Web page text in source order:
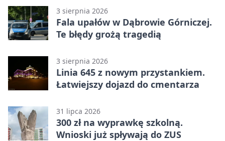
3 sierpnia 2026
Fala upałów w Dąbrowie Górniczej.
Te błędy grożą tragedią
3 sierpnia 2026
Linia 645 z nowym przystankiem.
Łatwiejszy dojazd do cmentarza
31 lipca 2026
300 zł na wyprawkę szkolną.
Wnioski już spływają do ZUS